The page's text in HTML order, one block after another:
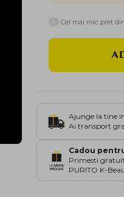
Cel mai mic pret
Ajunge la tine
Ai transport
Cadou
Primesti
PURITO K-